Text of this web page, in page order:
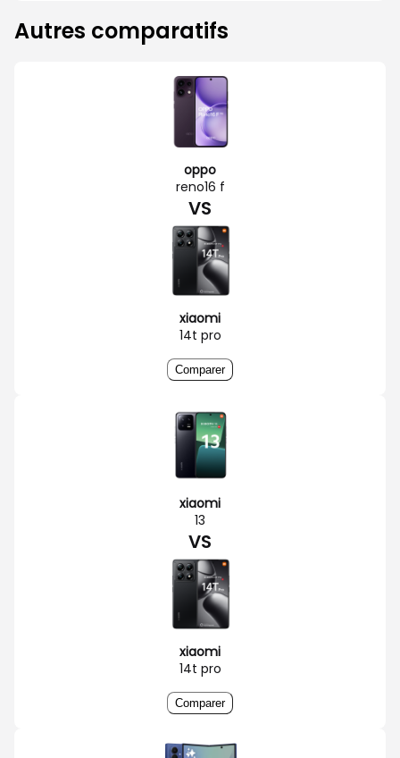
Autres comparatifs
oppo
reno16 f
VS
xiaomi
14t pro
Comparer
xiaomi
13
VS
xiaomi
14t pro
Comparer